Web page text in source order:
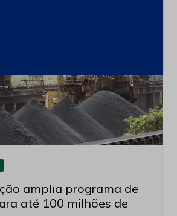
amplia programa de
até 100 milhões de